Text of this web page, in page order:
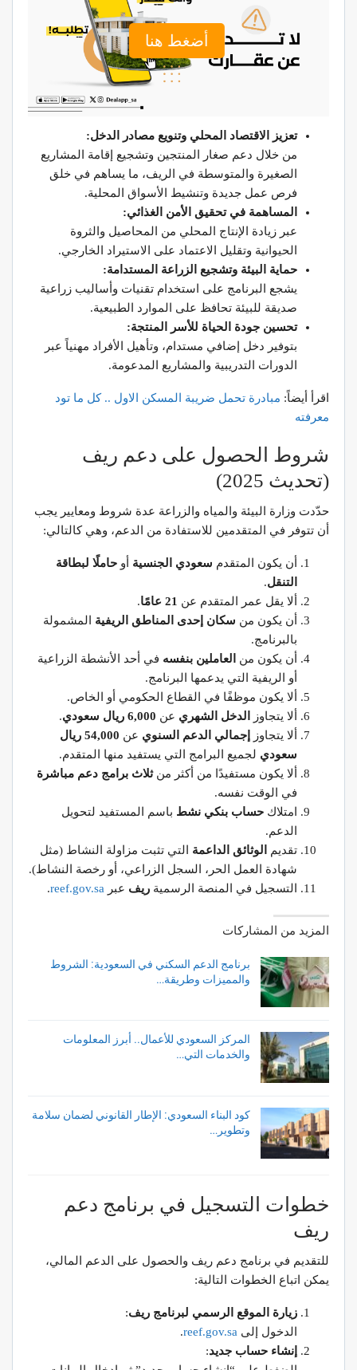
أضغط هنا
تعزيز الاقتصاد المحلي وتنويع مصادر الدخل:
من خلال دعم صغار المنتجين وتشجيع إقامة المشاريع
الصغيرة والمتوسطة في الريف، ما يساهم في خلق
فرص عمل جديدة وتنشيط الأسواق المحلية.
المساهمة في تحقيق الأمن الغذائي:
عبر زيادة الإنتاج المحلي من المحاصيل والثروة
الحيوانية وتقليل الاعتماد على الاستيراد الخارجي.
حماية البيئة وتشجيع الزراعة المستدامة:
يشجع البرنامج على استخدام تقنيات وأساليب زراعية
صديقة للبيئة تحافظ على الموارد الطبيعية.
تحسين جودة الحياة للأسر المنتجة:
بتوفير دخل إضافي مستدام، وتأهيل الأفراد مهنياً عبر
الدورات التدريبية والمشاريع المدعومة.
اقرأ أيضاً: مبادرة تحمل ضريبة المسكن الاول ..كل ما تود
معرفته
شروط الحصول على دعم ريف
(تحديث 2025)
حدّدت وزارة البيئة والمياه والزراعة عدة شروط ومعايير يجب
أن تتوفر في المتقدمين للاستفادة من الدعم، وهي كالتالي:
أن يكون المتقدم سعودي الجنسية أو حاملًا لبطاقة
التنقل.
ألا يقل عمر المتقدم عن 21 عامًا
.
أن يكون من سكان إحدى المناطق الريفية المشمولة
بالبرنامج.
أن يكون من
العاملين بنفسه في أحد الأنشطة الزراعية
أو الريفية التي يدعمها البرنامج.
ألا يكون موظفًا في القطاع الحكومي أو الخاص.
ألا يتجاوز
الدخل الشهري عن 6,000 ريال سعودي
.
ألا يتجاوز
إجمالي الدعم السنوي عن
54,000 ريال
سعودي لجميع البرامج التي يستفيد منها المتقدم.
ألا يكون مستفيدًا من أكثر منثلاث برامج دعم مباشرة
في الوقت نفسه.
امتلاك حساب بنكي نشط باسم المستفيد لتحويل
الدعم.
تقديم
الوثائق الداعمة التي تثبت مزاولة النشاط (مثل
شهادة العمل الحر، السجل الزراعي، أو رخصة النشاط).
التسجيل في المنصة الرسمية ريف عبر reef.gov.sa
.
المزيد من المشاركات
برنامج الدعم السكني في السعودية: الشروط
والمميزات وطريقة…
المركز السعودي للأعمال.. أبرز المعلومات
والخدمات التي…
كود البناء السعودي: الإطار القانوني لضمان سلامة
وتطوير…
خطوات التسجيل في برنامج دعم
ريف
للتقديم في برنامج دعم ريف والحصول على الدعم المالي،
يمكن اتباع الخطوات التالية:
زيارة الموقع الرسمي لبرنامج ريف:
الدخول إلى reef.gov.sa
.
إنشاء حساب جديد: